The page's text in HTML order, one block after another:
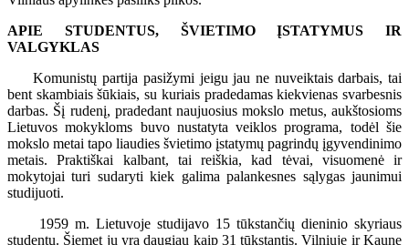
APIE STUDENTUS, ŠVIETIMO ĮSTATYMUS IR
VALGYKLAS
Komunistų partija pasižymi jeigu jau ne nuveiktais darbais, tai
bent skambiais šūkiais, su kuriais pradedamas kiekvienas svarbesnis
darbas. Šį rudenį, pradedant naujuosius mokslo metus, aukštosioms
Lietuvos mokykloms buvo nustatyta veiklos programa, todėl šie
mokslo metai tapo liaudies švietimo įstatymų pagrindų įgyvendinimo
metais. Praktiškai kalbant, tai reiškia, kad tėvai, visuomenė ir
mokytojai turi sudaryti kiek galima palankesnes sąlygas jaunimui
studijuoti.
1959 m. Lietuvoje studijavo 15 tūkstančių dieninio skyriaus
studentų. Šiemet jų yra daugiau kaip 31 tūkstantis. Vilniuje ir Kaune